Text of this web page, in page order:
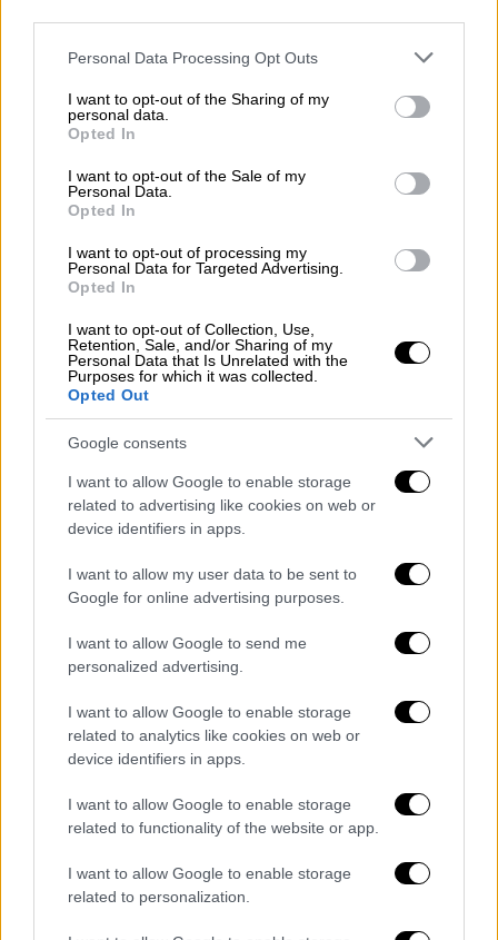
Please note that this website/app uses one or more Google
not limited to your visit or usage behaviour. You may click to
grant or deny consent to Google and its third-party tags to
use your data for below specified purposes in below Google
consent section.
Personal Data Processing Opt Outs
I want to opt-out of the Sharing of my
personal data.
Opted In
I want to opt-out of the Sale of my
Personal Data.
Opted In
I want to opt-out of processing my
Personal Data for Targeted Advertising.
Opted In
I want to opt-out of Collection, Use,
Retention, Sale, and/or Sharing of my
Personal Data that Is Unrelated with the
Purposes for which it was collected.
Opted Out
Google consents
I want to allow Google to enable storage
related to advertising like cookies on web or
device identifiers in apps.
I want to allow my user data to be sent to
Google for online advertising purposes.
I want to allow Google to send me
personalized advertising.
I want to allow Google to enable storage
related to analytics like cookies on web or
device identifiers in apps.
I want to allow Google to enable storage
related to functionality of the website or app.
I want to allow Google to enable storage
related to personalization.
Αθλητισμός|22.04.2019 01:25
Volley League γυναικών: Κλάματα στον
Παναθηναϊκό για τη μεγάλη επιστροφή!
Οι «πράσινες» νίκησαν στη Νέα Φιλαδέλφεια
την ΑΕΚ με 3-1 σετ και με νίκες 2-0 στους
τελικούς ανόδου ακολούθησαν τον ΠΑΟΚ
στη μεγάλη κατηγορία
Αθλητισμός| 15.04.2019 13:17